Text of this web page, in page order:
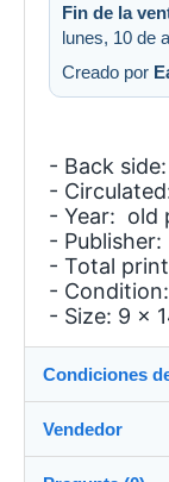
Fin de la
lunes, 10 de
Creado por
- Back
-
- Year: old
-
- Total
-
- Size: 9 x
Condiciones
Vendedor